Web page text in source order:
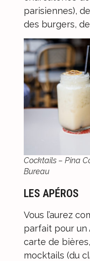
parisiennes),
des burgers,
Cocktails – Pina
Bureau
LES APÉROS
Vous l’aurez
parfait pour un
carte de
mocktails (du